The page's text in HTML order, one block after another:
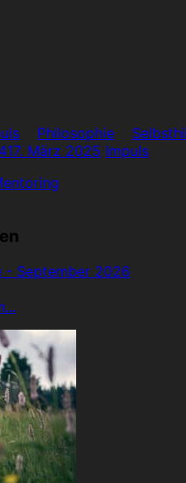
Philosophie
17. März 2025 Impuls
- September 2026